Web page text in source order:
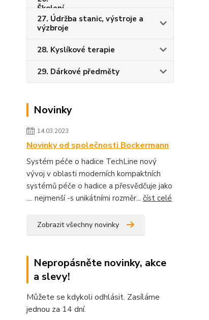
27. Údržba stanic, výstroje a
výzbroje
28. Kyslíkové terapie
29. Dárkové předměty
Novinky
14.03.2023
Novinky od společnosti Bockermann
Systém péče o hadice TechLine nový
vývoj v oblasti moderních kompaktních
systémů péče o hadice a přesvědčuje jako
.... nejmenší -s unikátními rozměr... číst celé
Zobrazit všechny novinky
Nepropásněte novinky, akce
a slevy!
Můžete se kdykoli odhlásit. Zasíláme
jednou za 14 dní.